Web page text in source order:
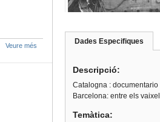
Dades Especifiques
Descripció:
Catalogna :
Barcelona: entre els
Temàtica:
Veure més